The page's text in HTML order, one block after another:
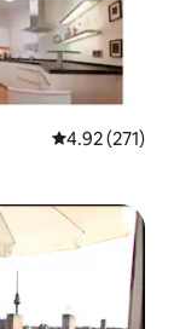
Calificación
4.92 (271)